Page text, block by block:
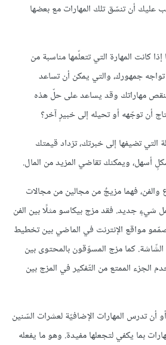
عليك أن تنسّق تلك المهارات مع بعضها
كانت المهارة التي تتعلّمها مناسبة من
جمهورك، والتي يمكن أن تساعد
مهاراتك وقد يساعد على حلّ هذه
أن توجّهه أو تحيله إلى خبيرٍ آخر؟
التي تضيفها إلى خبرتك، تزداد قيمتك
أسهل، ويمكنك تقاضي المزيد من المال.
والفن، فهما مزيجٌ من مجالين من مجالات
شيءٍ جديد. فقد مزج بيكاسو مثلًا بين الفن
مواقع الإنترنت في الماضي بين تخطيط
الشّاشة. كما مزج المسوّقون بالمحتوى بين
الجزء الممتع من التّفكير في المزج بين
تدرس المهارات الإضافيّة لعشرات السّنين
بما يكفي لتجعلها مفيدة. وهو ما يفعله